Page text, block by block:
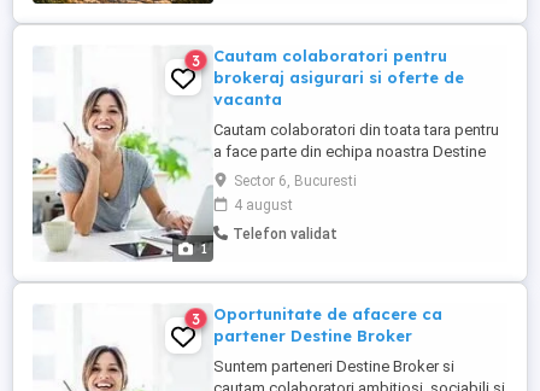
pentru primii ...
1
3
Cautam colaboratori pentru
brokeraj asigurari si oferte de
vacanta
Cautam colaboratori din toata tara pentru
a face parte din echipa noastra Destine
Broker. Singura conditie este sa detii o
diploma de bacalaureat. Iti oferim
suportul necesar, incepand cu formarea
profesionala si continuand cu consultanta
Vei putea incheia ...
Sector 6, Bucuresti
4 august
Telefon validat
3
Oportunitate de afacere ca
partener Destine Broker
Suntem parteneri Destine Broker si